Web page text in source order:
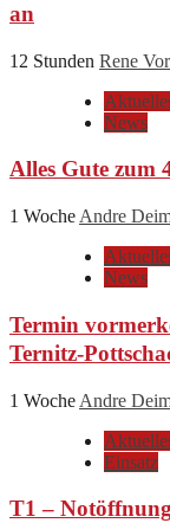
an
12 Stunden Rene
News
Alles Gute zum
1 Woche Andre
News
Termin
Ternitz-
1 Woche Andre
Einsatz
T1 –